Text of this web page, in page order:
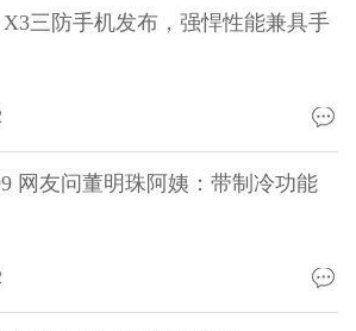
三防手机发布，强悍性能兼具手
网友问董明珠阿姨：带制冷功能